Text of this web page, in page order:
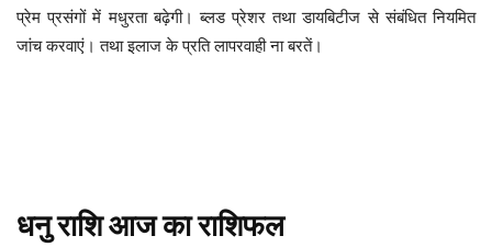
प्रेम प्रसंगों में मधुरता बढ़ेगी। ब्लड प्रेशर तथा डायबिटीज से संबंधित नियमित
जांच करवाएं। तथा इलाज के प्रति लापरवाही ना बरतें।
धनुराशिआजकाराशिफल